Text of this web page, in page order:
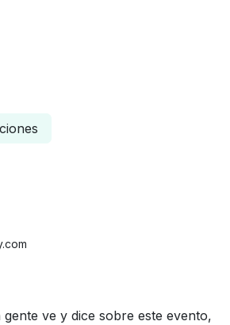
ve y dice sobre este evento,